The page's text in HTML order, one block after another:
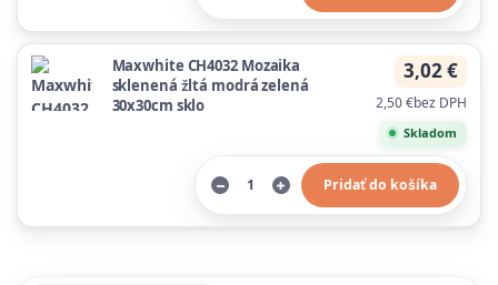
Maxwhite CH4032 Mozaika
sklenená žltá modrá zelená
30x30cm sklo
3,02 €
2,50 €bez DPH
Skladom
Pridať do košíka